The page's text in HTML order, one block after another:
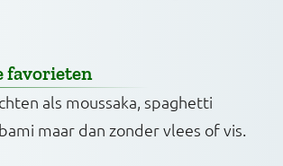
favorieten
als moussaka, spaghetti
maar dan zonder vlees of vis.